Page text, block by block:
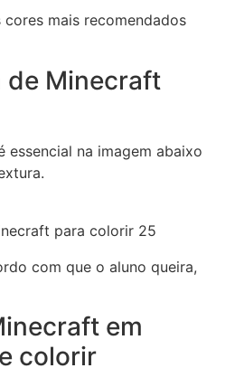
mais recomendados
de Minecraft
essencial na imagem abaixo
para colorir 25
com que o aluno queira,
em
colorir